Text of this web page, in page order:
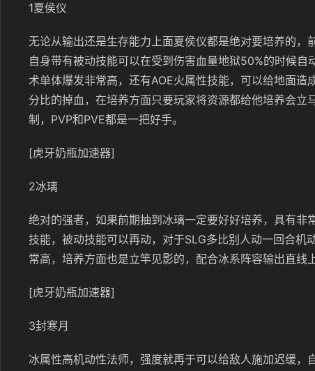
1夏侯仪
无论从输出还是生存能力上面夏侯仪都是绝对要培养的，
自身带有被动技能可以在受到伤害血量地狱50%的时候自
术单体爆发非常高，还有AOE火属性技能，可以给地面造
分比的掉血，在培养方面只要玩家将资源都给他培养会立
制，PVP和PVE都是一把好手。
[虎牙奶瓶加速器]
2冰璃
绝对的强者，如果前期抽到冰璃一定要好好培养，具有非
技能，被动技能可以再动，对于SLG多比别人动一回合机
常高，培养方面也是立竿见影的，配合冰系阵容输出直线上
[虎牙奶瓶加速器]
3封寒月
冰属性高机动性法师，强度就再于可以给敌人施加迟缓，